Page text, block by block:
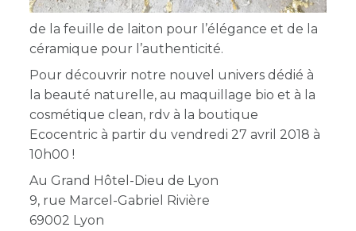
de la feuille de laiton pour l’élégance et de la
céramique pour l’authenticité.
Pour découvrir notre nouvel univers dédié à
la beauté naturelle, au maquillage bio et à la
cosmétique clean, rdv à la boutique
Ecocentric à partir du vendredi 27 avril 2018 à
10h00 !
Au Grand Hôtel-Dieu de Lyon
9, rue Marcel-Gabriel Rivière
69002 Lyon